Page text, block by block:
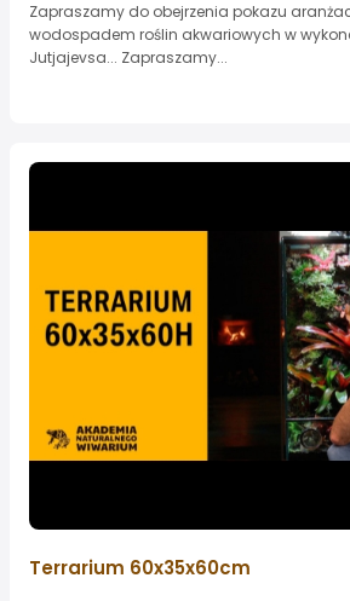
Zapraszamy do obejrzenia pokazu
wodospadem roślin akwariowych w
Jutjajevsa... Zapraszamy...
Terrarium 60x35x60cm